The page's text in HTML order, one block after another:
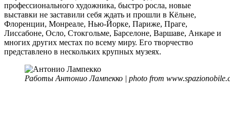
профессионального художника, быстро росла, новые
выставки не заставили себя ждать и прошли в Кёльне,
Флоренции, Монреале, Нью-Йорке, Париже, Праге,
Лиссабоне, Осло, Стокгольме, Барселоне, Варшаве, Анкаре и
многих других местах по всему миру. Его творчество
представлено в нескольких крупных музеях.
Работы Антонио Лампекко | photo from